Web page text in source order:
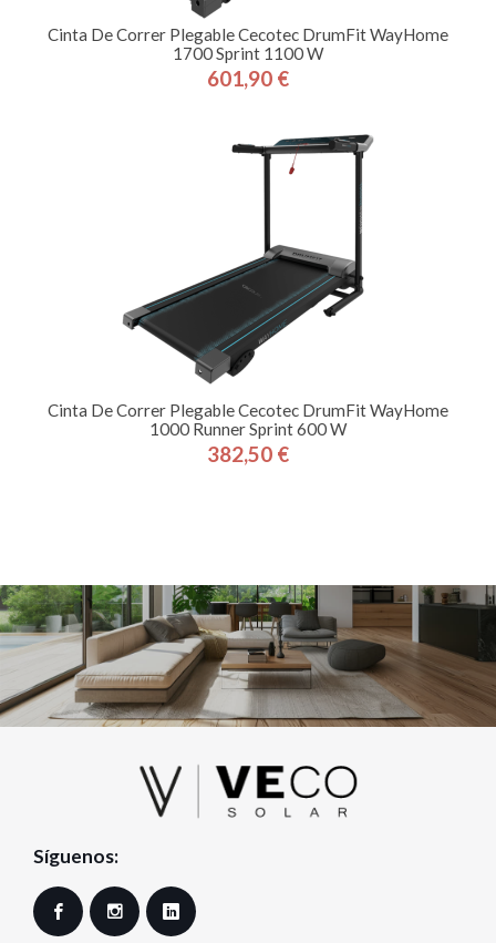
Cinta De Correr Plegable Cecotec DrumFit WayHome
1700 Sprint 1100 W
Precio
601,90 €
Cinta De Correr Plegable Cecotec DrumFit WayHome
1000 Runner Sprint 600 W
Precio
382,50 €
Síguenos:
Facebook Instagram